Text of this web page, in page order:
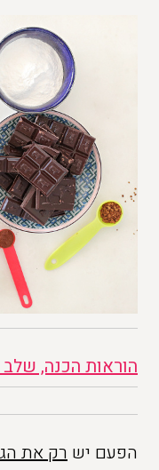
הוראות הכנה,
הפעם יש רק את